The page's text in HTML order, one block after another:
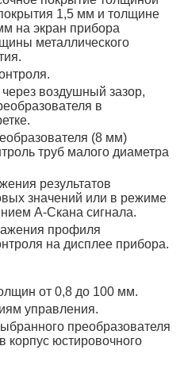
1,5 мм и толщине
на экран прибора
металлического
воздушный зазор,
в
(8 мм)
труб малого диаметра
результатов
значений или в режиме
А-Скана сигнала.
профиля
на дисплее прибора.
от 0,8 до 100 мм.
управления.
преобразователя
корпус юстировочного